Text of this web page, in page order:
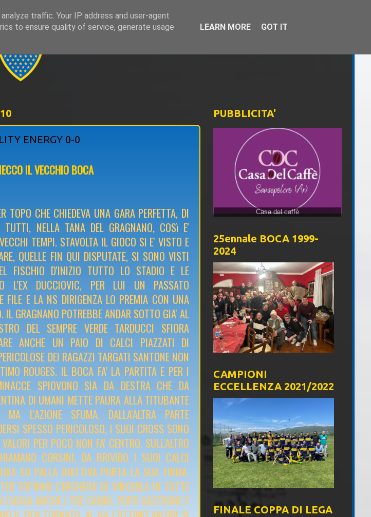
ENERGY 0-0
IL VECCHIO BOCA
TOPO CHE CHIEDEVA UNA GARA PERFETTA, DI
NELLA TANA DEL GRAGNANO, COSì E'
TEMPI. STAVOLTA IL GIOCO SI E' VISTO E
QUELLE FIN QUI DISPUTATE, SI SONO VISTI
FISCHIO D'INIZIO TUTTO LO STADIO E LE
L'EX DUCCIOVIC, PER LUI UN PASSATO
FILE E LA NS DIRIGENZA LO PREMIA CON UNA
IL GRAGNANO POTREBBE ANDAR SOTTO GIA' AL
DEL SEMPRE VERDE TARDUCCI SFIORA
ANCHE UN PAIO DI CALCI PIAZZATI DI
DEI RAGAZZI TARGATI SANTONE NON
ROUGES. IL BOCA FA' LA PARTITA E PER I
SPIOVONO SIA DA DESTRA CHE DA
DI UMANI METTE PAURA ALLA TITUBANTE
MA L'AZIONE SFUMA. DALLA'ALTRA PARTE
SPESSO PERICOLOSO, I SUOI CROSS SONO
PER POCO NON FA' CENTRO. SULL'ALTRO
CORSINI, DA BRIVIDO I SUOI CALCI
SU PALLA INATTIVA PORTA LA SUA FIRMA.
TOPINHO CERCHERA' DI VINCERLA IN TUTTE
CAUSA ANCHE I TRE CAMBI, PUPO GAZZOGNE E
PUBBLICITA'
25ennale BOCA 1999-
2024
CAMPIONI
ECCELLENZA 2021/2022
FINALE COPPA DI LEGA
traffic. Your IP address and user-agent
to ensure quality of service, generate usage
LEARN MORE GOT IT